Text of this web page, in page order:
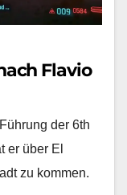
Flavio
der 6th
er über El
zu kommen.